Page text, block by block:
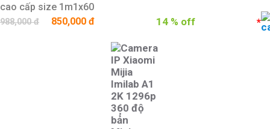
cao cấp size 1m1x60
988,000 đ 850,000 đ 14 % off *